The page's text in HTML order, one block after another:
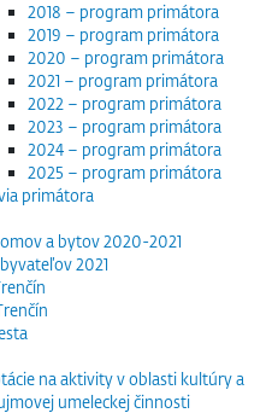
2018 – program primátora
2019 – program primátora
2020 – program primátora
2021 – program primátora
2022 – program primátora
2023 – program primátora
2024 – program primátora
2025 – program primátora
primátora
a bytov 2020-2021
2021
na aktivity v oblasti kultúry a
umeleckej činnosti